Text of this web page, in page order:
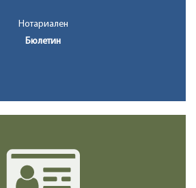
Нотариален
Бюлетин